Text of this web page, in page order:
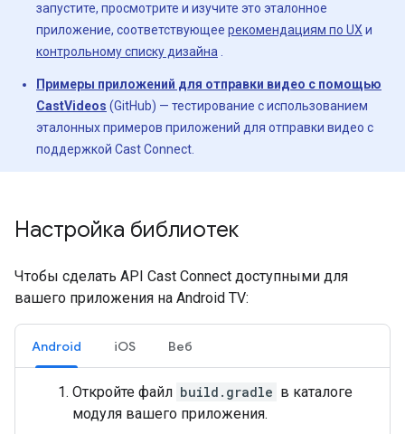
запустите, просмотрите и изучите это эталонное
приложение, соответствующее рекомендациям по UX и
контрольному списку дизайна
Примеры приложений для отправки видео с помощью
CastVideos (GitHub) — тестирование с использованием
эталонных примеров приложений для отправки видео с
поддержкой Cast Connect.
Настройка библиотек
Чтобы сделать API Cast Connect доступными для
вашего приложения на Android TV:
Android iOS Веб
Откройте файл build.gradle в каталоге
модуля вашего приложения.